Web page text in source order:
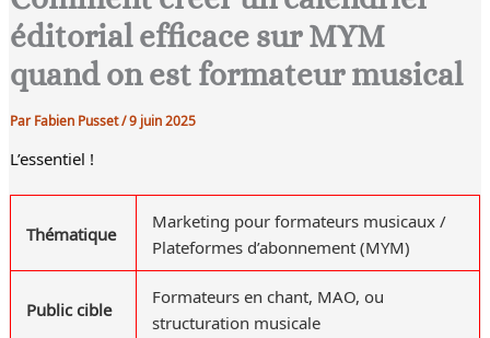
éditorial efficace sur MYM
quand on est formateur musical
ParFabien Pusset/9 juin 2025
L’essentiel !
Thématique
Marketing pour formateurs musicaux /
Plateformes d’abonnement (MYM)
Public cible
Formateurs en chant, MAO, ou
structuration musicale